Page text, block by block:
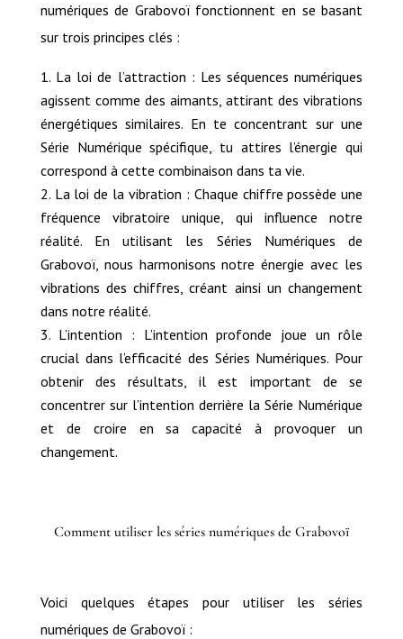
numériques de Grabovoï fonctionnent en se basant
sur trois principes clés :
La loi de l’attraction : Les séquences numériques
agissent comme des aimants, attirant des vibrations
énergétiques similaires. En te concentrant sur une
Série Numérique spécifique, tu attires l’énergie qui
correspond à cette combinaison dans ta vie.
La loi de la vibration : Chaque chiffre possède une
fréquence vibratoire unique, qui influence notre
réalité. En utilisant les Séries Numériques de
Grabovoï, nous harmonisons notre énergie avec les
vibrations des chiffres, créant ainsi un changement
dans notre réalité.
L’intention : L’intention profonde joue un rôle
crucial dans l’efficacité des Séries Numériques. Pour
obtenir des résultats, il est important de se
concentrer sur l’intention derrière la Série Numérique
et de croire en sa capacité à provoquer un
changement.
Comment utiliser les séries numériques de Grabovoï
Voici quelques étapes pour utiliser les séries
numériques de Grabovoï :